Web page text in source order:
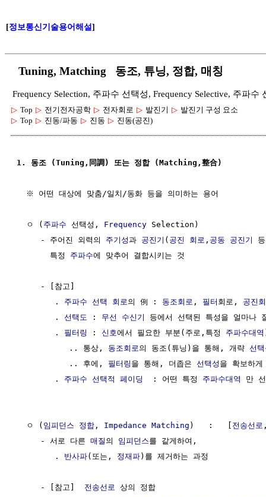
[정보통신기술용어해설]
Tuning, Matching 동조, 튜닝, 정합, 매칭
Frequency Selection, 주파수 선택성, Frequency Selective, 주파수
▷ Top ▷ 전기전자공학 ▷ 전자회로 ▷ 발진기 ▷ 발진기 구성 요소
▷ Top ▷ 진동/파동 ▷ 진동 ▷ 진동(공진)
1. 동조 (Tuning,同調) 또는 정합 (Matching,整合)
  ※ 어떤 대상에 맞춤/일치/동화 등을 의미하는 용어
  ㅇ (
주파수 선택성, Frequency Selection)
     - 주어진 외력의
주기성과 공진기 ( 공진 회로 , 공동 공진기
       특정
주파수에 맞추어 결합시키는 것
     - [참고]
        .
주파수 선택 회로 의 例 : 동조회로 , 필터 회로, 공진
        .
선택도 : 무선 수신기
등에서 선택된 특성을 얼마나
        .
필터링 : 신호에서 필요한 부분(주로,특정 주파수대역
           .. 통상,
동조회로 의 동조(튜닝)을 통해, 개략 선
           .. 후에,
필터링 을 통해, 더좁은 선택성 을 확보하
        .
주파수 선택적 페이딩
  : 어떤 특정
주파수대역 만
  ㅇ (
임피던스 정합 , Impedance Matching )   :   [ 전송선로
     - 서로 다른
매질 의 임피던스를 같게하여,
        .
반사파(또는, 정재파)를 제거하는 과정
     - [참고]
전송선로
상의 정합